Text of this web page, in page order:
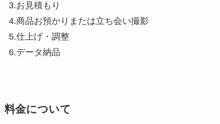
3.お見積もり
4.商品お預かりまたは立ち会い撮影
5.仕上げ・調整
6.データ納品
料金について